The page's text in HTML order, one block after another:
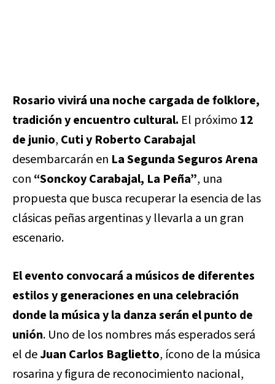
Rosario vivirá una noche cargada de folklore,
tradición y encuentro cultural. El próximo 12
de junio, Cuti y Roberto Carabajal
desembarcarán en La Segunda Seguros Arena
con “Sonckoy Carabajal, La Peña”, una
propuesta que busca recuperar la esencia de las
clásicas peñas argentinas y llevarla a un gran
escenario.
El evento convocará a músicos de diferentes
estilos y generaciones en una celebración
donde la música y la danza serán el punto de
unión. Uno de los nombres más esperados será
el deJuan Carlos Baglietto, ícono de la música
rosarina y figura de reconocimiento nacional,